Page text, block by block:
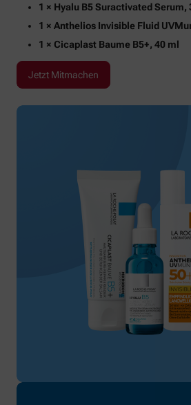
1 × Hyalu B5 Suractivated Serum,
1 × Anthelios Invisible Fluid
1 × Cicaplast Baume B5+, 40 ml
Jetzt Mitmachen